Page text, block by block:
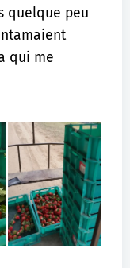
quelque peu
qui me